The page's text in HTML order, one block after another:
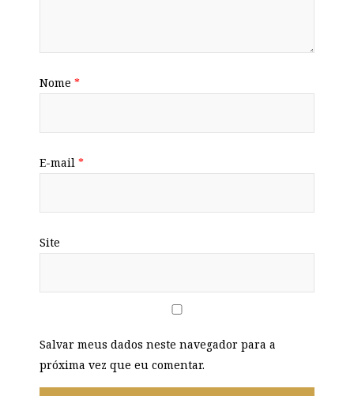
Nome *
E-mail *
Site
Salvar meus dados neste navegador para a
próxima vez que eu comentar.